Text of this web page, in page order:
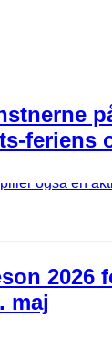
feriens
2026
maj